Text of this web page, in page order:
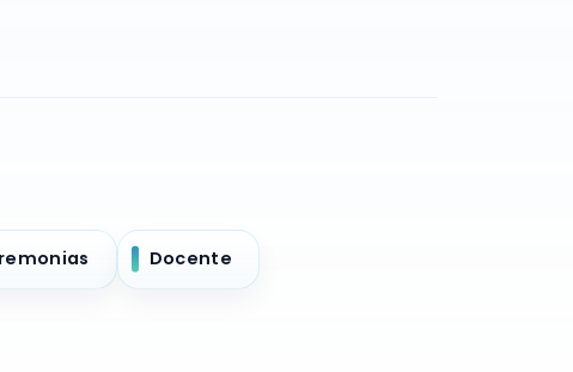
Docente